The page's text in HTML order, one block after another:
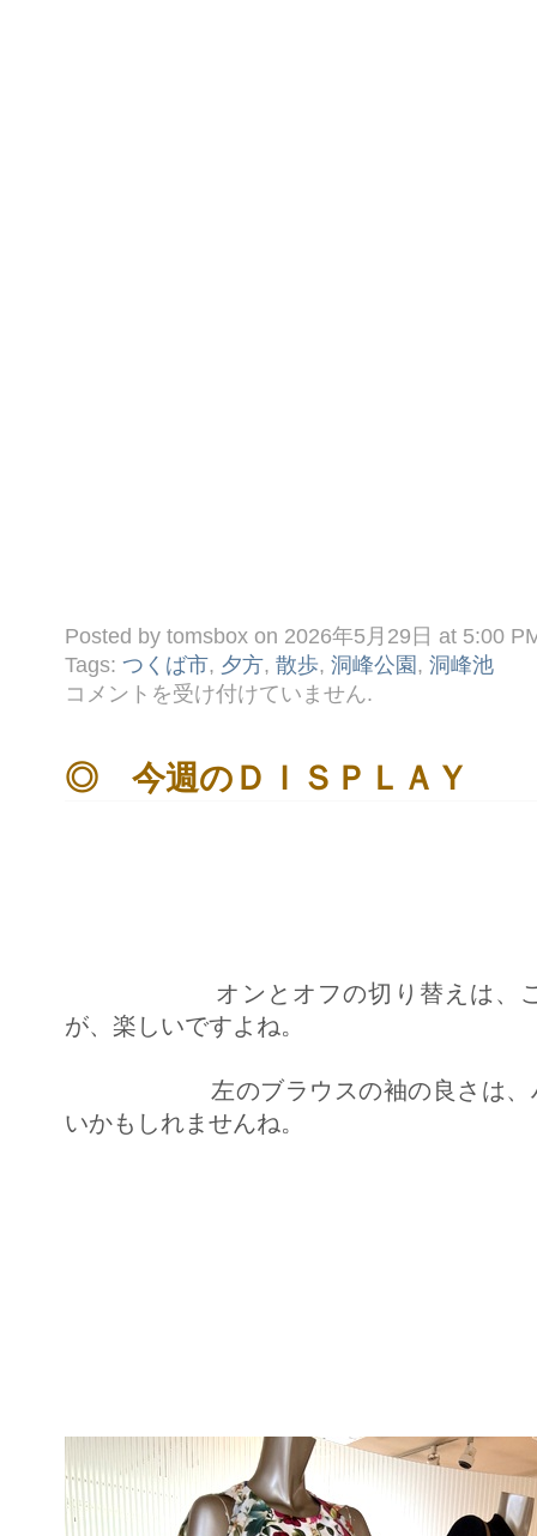
Posted by tomsbox on 2026年5月29日 at 5:00
Tags: つくば市, 夕方, 散歩, 洞峰公園 , 洞峰池
♪
今
峰
公
コメントを受け付けていません.
◎ 今週のＤＩＳＰＬＡＹ
オンとオフの切り替えは、これ
が、楽しいですよね。
左のブラウスの袖の良さは、ハン
いかもしれませんね。